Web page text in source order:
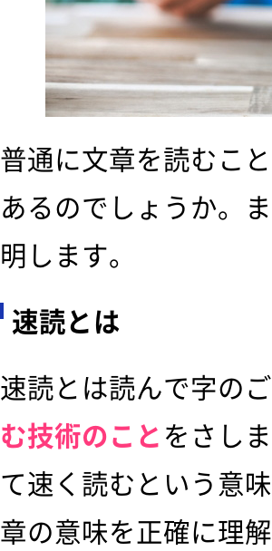
普通に文章を読むこ
あるのでしょうか。
明します。
速読とは
速読とは読んで字のご
む技術のことをさし
て速く読むという意
章の意味を正確に理